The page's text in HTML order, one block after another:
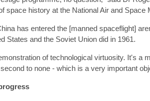
space history at the National Air and Space
has entered the [manned spaceflight]
States and the Soviet Union did in 1961.
of technological virtuosity. It's a
to none - which is a very important